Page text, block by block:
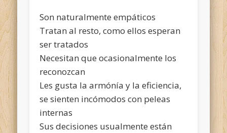
Son naturalmente empáticos
Tratan al resto, como ellos esperan
ser tratados
Necesitan que ocasionalmente los
reconozcan
Les gusta la armónía y la eficiencia,
se sienten incómodos con peleas
internas
Sus decisiones usualmente están